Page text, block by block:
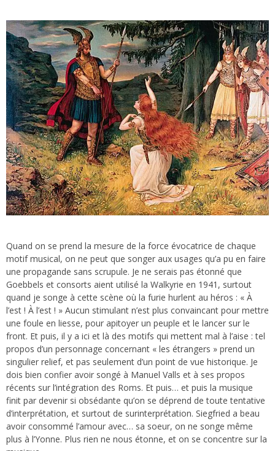
Quand on se prend la mesure de la force évocatrice de chaque
motif musical, on ne peut que songer aux usages qu’a pu en faire
une propagande sans scrupule. Je ne serais pas étonné que
Goebbels et consorts aient utilisé la Walkyrie en 1941, surtout
quand je songe à cette scène où la furie hurlent au héros : « À
l’est ! À l’est ! » Aucun stimulant n’est plus convaincant pour mettre
une foule en liesse, pour apitoyer un peuple et le lancer sur le
front. Et puis, il y a ici et là des motifs qui mettent mal à l’aise : tel
propos d’un personnage concernant « les étrangers » prend un
singulier relief, et pas seulement d’un point de vue historique. Je
dois bien confier avoir songé à Manuel Valls et à ses propos
récents sur l’intégration des Roms. Et puis… et puis la musique
finit par devenir si obsédante qu’on se déprend de toute tentative
d’interprétation, et surtout de surinterprétation. Siegfried a beau
avoir consommé l’amour avec… sa soeur, on ne songe même
plus à l’Yonne. Plus rien ne nous étonne, et on se concentre sur la